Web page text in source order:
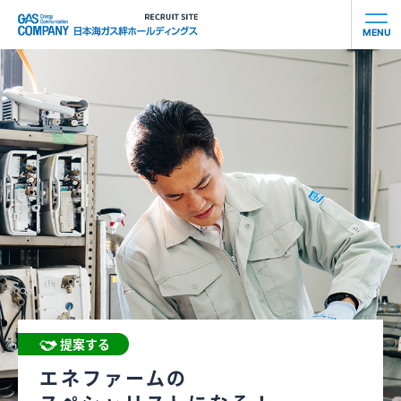
会社を知る
社員を知る
事業を知る
働き⽅を知る
お知らせ
募集要項
MENU
提案する
エネファームの